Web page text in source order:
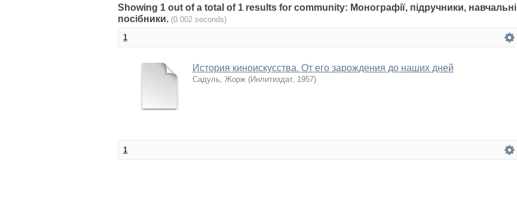
Showing 1 out of a total of 1 results for community: Монографії, підручники, навчальні
посібники. (0.002 seconds)
1
История киноискусства. От его зарождения до наших дней
Садуль, Жорж (Инлитиздат, 1957)
1